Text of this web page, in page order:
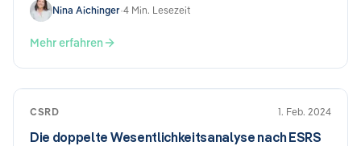
Nina Aichinger•4 Min. Lesezeit
Mehr erfahren
CSRD 1. Feb. 2024
Die doppelte Wesentlichkeitsanalyse nach ESRS